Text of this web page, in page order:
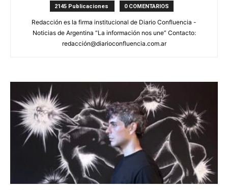
2145 Publicaciones 0 COMENTARIOS
Redacción es la firma institucional de Diario Confluencia -
Noticias de Argentina “La información nos une” Contacto:
redacción@diarioconfluencia.com.ar